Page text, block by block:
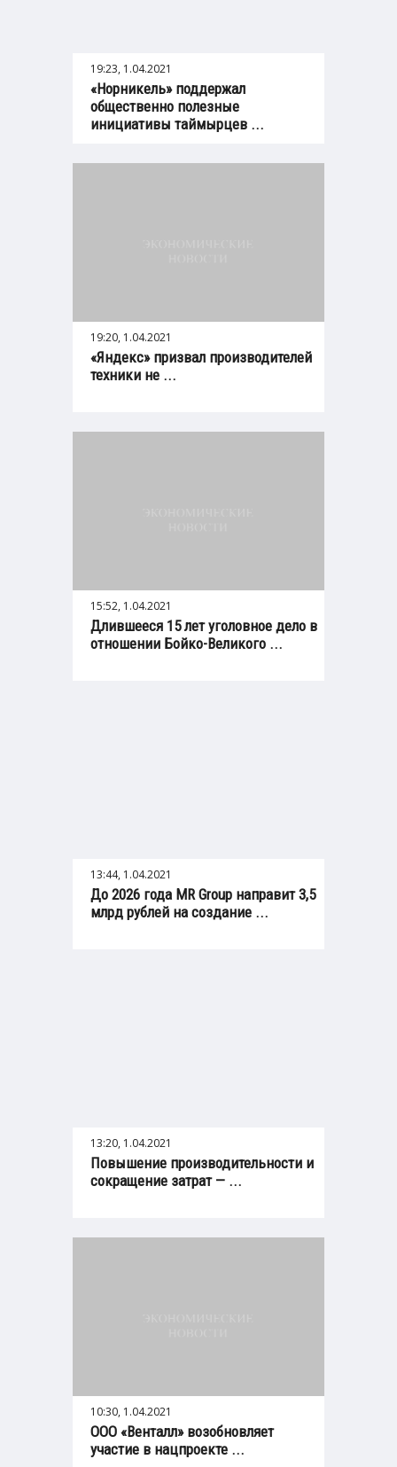
19:23, 1.04.2021
«Норникель» поддержал
общественно полезные
инициативы таймырцев ...
19:20, 1.04.2021
«Яндекс» призвал производителей
техники не ...
15:52, 1.04.2021
Длившееся 15 лет уголовное дело в
отношении Бойко-Великого ...
13:44, 1.04.2021
До 2026 года MR Group направит 3,5
млрд рублей на создание ...
13:20, 1.04.2021
Повышение производительности и
сокращение затрат — ...
10:30, 1.04.2021
ООО «Венталл» возобновляет
участие в нацпроекте ...